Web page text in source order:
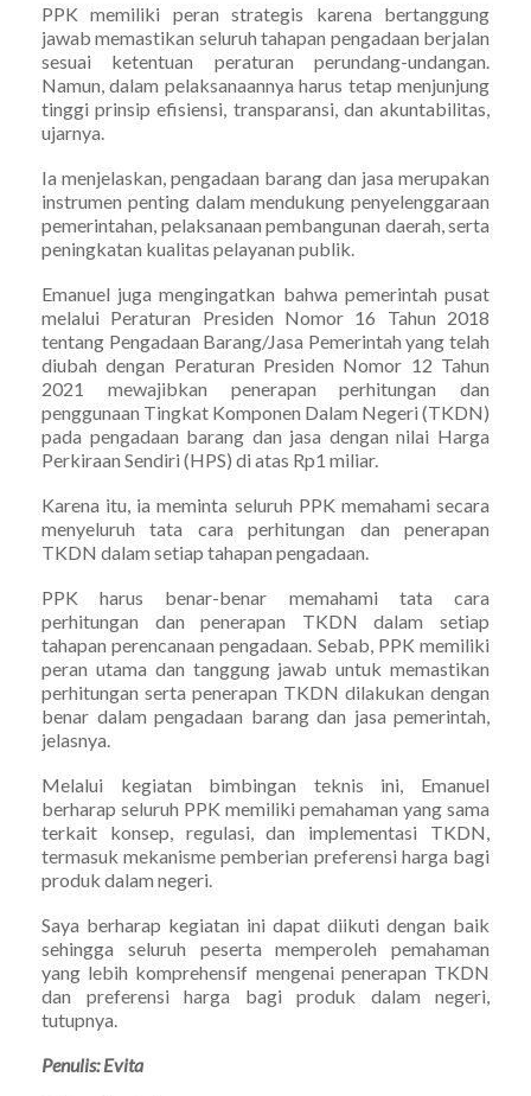
PPK memiliki peran strategis karena bertanggung
jawab memastikan seluruh tahapan pengadaan berjalan
sesuai ketentuan peraturan perundang-undangan.
Namun, dalam pelaksanaannya harus tetap menjunjung
tinggi prinsip efisiensi, transparansi, dan akuntabilitas,
ujarnya.
Ia menjelaskan, pengadaan barang dan jasa merupakan
instrumen penting dalam mendukung penyelenggaraan
pemerintahan, pelaksanaan pembangunan daerah, serta
peningkatan kualitas pelayanan publik.
Emanuel juga mengingatkan bahwa pemerintah pusat
melalui Peraturan Presiden Nomor 16 Tahun 2018
tentang Pengadaan Barang/Jasa Pemerintah yang telah
diubah dengan Peraturan Presiden Nomor 12 Tahun
2021 mewajibkan penerapan perhitungan dan
penggunaan Tingkat Komponen Dalam Negeri (TKDN)
pada pengadaan barang dan jasa dengan nilai Harga
Perkiraan Sendiri (HPS) di atas Rp1 miliar.
Karena itu, ia meminta seluruh PPK memahami secara
menyeluruh tata cara perhitungan dan penerapan
TKDN dalam setiap tahapan pengadaan.
PPK harus benar-benar memahami tata cara
perhitungan dan penerapan TKDN dalam setiap
tahapan perencanaan pengadaan. Sebab, PPK memiliki
peran utama dan tanggung jawab untuk memastikan
perhitungan serta penerapan TKDN dilakukan dengan
benar dalam pengadaan barang dan jasa pemerintah,
jelasnya.
Melalui kegiatan bimbingan teknis ini, Emanuel
berharap seluruh PPK memiliki pemahaman yang sama
terkait konsep, regulasi, dan implementasi TKDN,
termasuk mekanisme pemberian preferensi harga bagi
produk dalam negeri.
Saya berharap kegiatan ini dapat diikuti dengan baik
sehingga seluruh peserta memperoleh pemahaman
yang lebih komprehensif mengenai penerapan TKDN
dan preferensi harga bagi produk dalam negeri,
tutupnya.
Penulis: Evita